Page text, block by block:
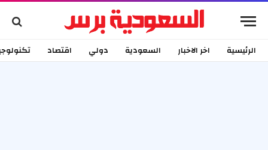
الرئيسية اخر الاخبار السعودية دولي اقتصاد